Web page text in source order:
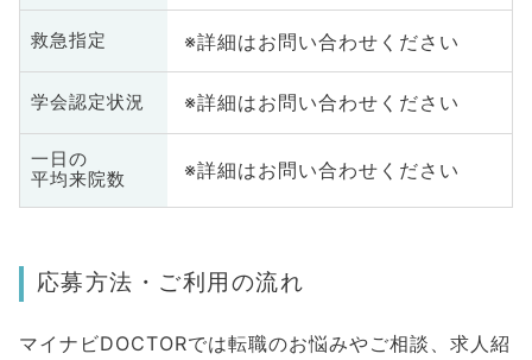
救急指定 ※詳細はお問い合わせください
学会認定状況 ※詳細はお問い合わせください
一日の
平均来院数
※詳細はお問い合わせください
応募方法・ご利用の流れ
マイナビDOCTORでは転職のお悩みやご相談、求人紹